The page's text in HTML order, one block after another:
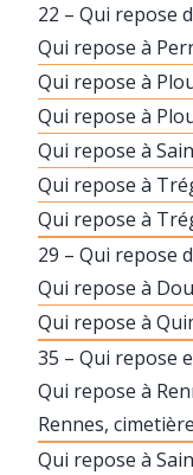
22 – Qui repose
Qui repose à
Qui repose à
Qui repose à
Qui repose à
Qui repose à
Qui repose à
29 – Qui repose
Qui repose à
Qui repose à
35 – Qui repose
Qui repose à
Rennes,
Qui repose à